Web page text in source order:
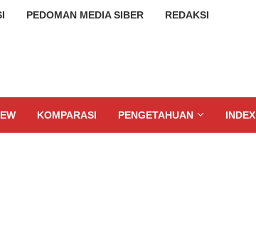
PEDOMAN MEDIA SIBER REDAKSI
KOMPARASI PENGETAHUAN INDEX